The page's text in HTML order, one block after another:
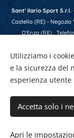
Sant' Ilario Sport S.r.l.
Castella (RE) - Negozio
D'Enza (RE)
Utilizziamo i
e la sicurezza del
esperienza utente
Accetta solo i
Apri le